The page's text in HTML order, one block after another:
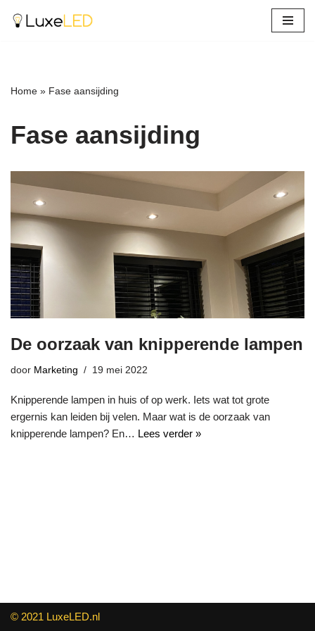
inhoud
Home » Fase aansijding
Fase aansijding
De oorzaak van knipperende lampen
door Marketing 19 mei 2022
Knipperende lampen in huis of op werk. Iets wat tot grote
ergernis kan leiden bij velen. Maar wat is de oorzaak van
knipperende lampen? En… Lees verder »
© 2021 LuxeLED.nl